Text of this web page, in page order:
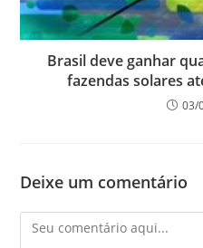
Brasil deve ganhar
fazendas solares
03/
Deixe um comentário